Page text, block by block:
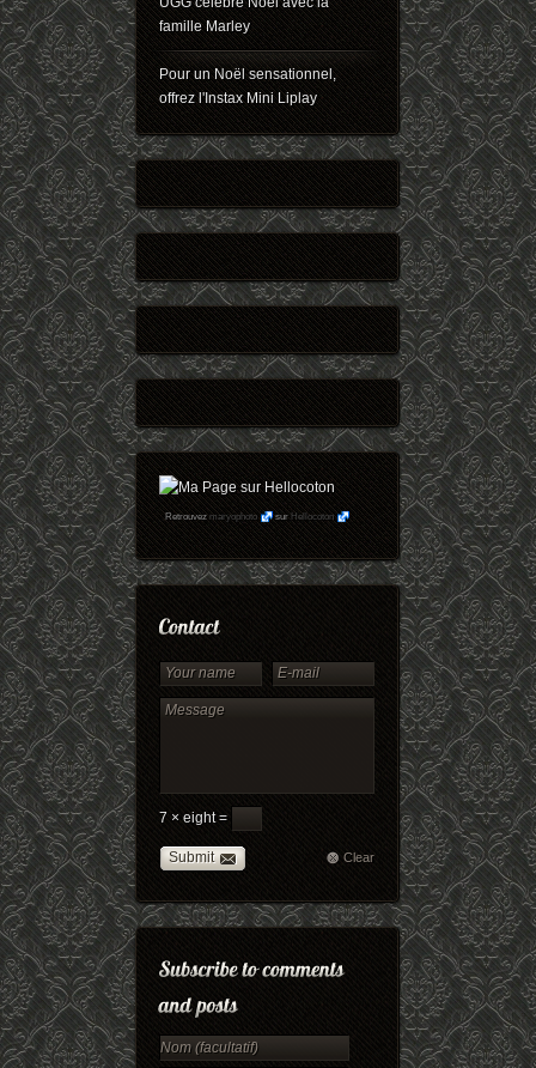
famille Marley
Pour un Noël sensationnel,
offrez l'Instax Mini Liplay
Retrouvezmaryophoto surHellocoton
7 × eight =
Submit Clear